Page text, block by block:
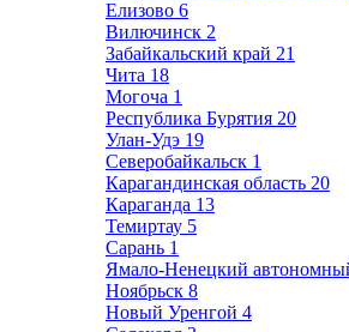
Елизово 6
Вилючинск 2
Забайкальский край 21
Чита 18
Могоча 1
Республика Бурятия 20
Улан-Удэ 19
Северобайкальск 1
Карагандинская область 20
Караганда 13
Темиртау 5
Сарань 1
Ямало-Ненецкий
Ноябрьск 8
Новый Уренгой 4